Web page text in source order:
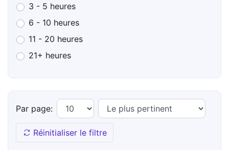
3 - 5 heures
6 - 10 heures
11 - 20 heures
21+ heures
Par page:
Réinitialiser le filtre